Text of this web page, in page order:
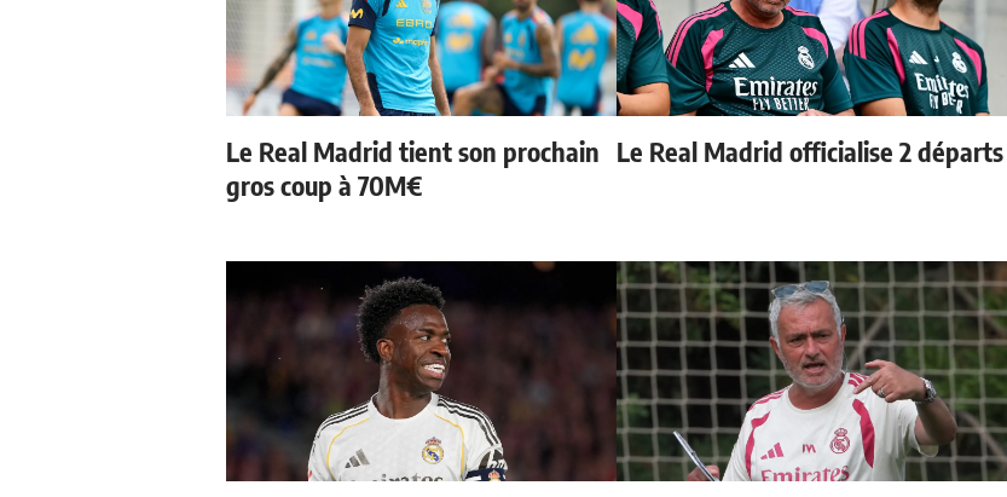
Le Real Madrid tient son prochain
gros coup à 70M€
Le Real Madrid officialise 2 départs